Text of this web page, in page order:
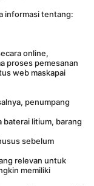
informasi tentang:
online,
web maskapai
memiliki